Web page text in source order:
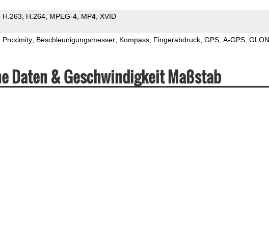
H.263 H.264 MPEG-4 MP4 XVID
Proximity Beschleunigungsmesser Kompass Fingerabdruck GPS A-GPS
Daten & Geschwindigkeit Maßstab